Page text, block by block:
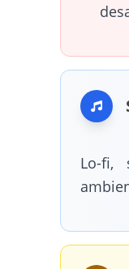
Lo-fi,